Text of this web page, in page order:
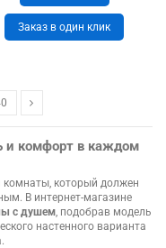
Заказ в один клик
и комфорт в каждом
который должен
В интернет-магазине
с душем , подобрав модель
настенного варианта